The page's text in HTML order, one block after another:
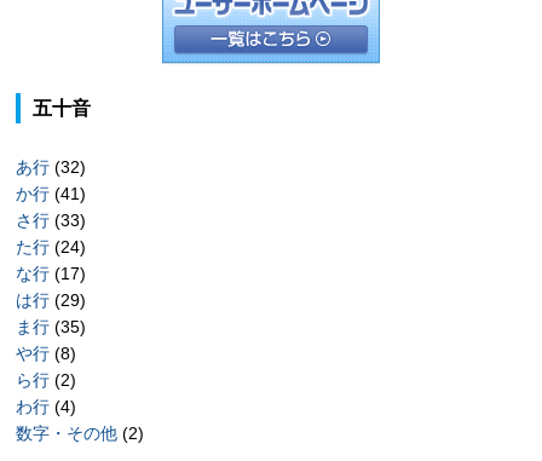
五十音
あ行 (32)
か行 (41)
さ行 (33)
た行 (24)
な行 (17)
は行 (29)
ま行 (35)
や行 (8)
ら行 (2)
わ行 (4)
数字・その他 (2)